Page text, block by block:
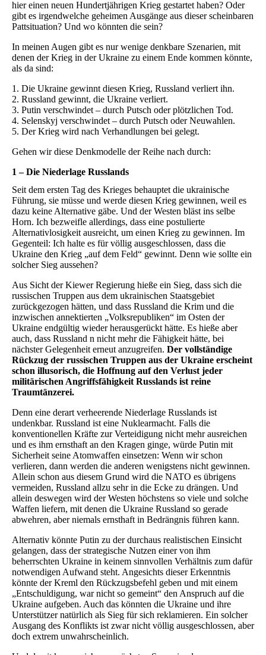
hier einen neuen Hundertjährigen Krieg gestartet haben? Oder
gibt es irgendwelche geheimen Ausgänge aus dieser scheinbaren
Pattsituation? Und wo könnten die sein?
In meinen Augen gibt es nur wenige denkbare Szenarien, mit
denen der Krieg in der Ukraine zu einem Ende kommen könnte,
als da sind:
1. Die Ukraine gewinnt diesen Krieg, Russland verliert ihn.
2. Russland gewinnt, die Ukraine verliert.
3. Putin verschwindet – durch Putsch oder plötzlichen Tod.
4. Selenskyj verschwindet – durch Putsch oder Neuwahlen.
5. Der Krieg wird nach Verhandlungen bei gelegt.
Gehen wir diese Denkmodelle der Reihe nach durch:
1 – Die Niederlage Russlands
Seit dem ersten Tag des Krieges behauptet die ukrainische
Führung, sie müsse und werde diesen Krieg gewinnen, weil es
dazu keine Alternative gäbe. Und der Westen bläst ins selbe
Horn. Ich bezweifle allerdings, dass eine postulierte
Alternativlosigkeit ausreicht, um einen Krieg zu gewinnen. Im
Gegenteil: Ich halte es für völlig ausgeschlossen, dass die
Ukraine den Krieg „auf dem Feld“ gewinnt. Denn wie sollte ein
solcher Sieg aussehen?
Aus Sicht der Kiewer Regierung hieße ein Sieg, dass sich die
russischen Truppen aus dem ukrainischen Staatsgebiet
zurückgezogen hätten, und dass Russland die Krim und die
inzwischen annektierten „Volksrepubliken“ im Osten der
Ukraine endgültig wieder herausgerückt hätte. Es hieße aber
auch, dass Russland n nicht mehr die Fähigkeit hätte, bei
nächster Gelegenheit erneut anzugreifen. Der vollständige
Rückzug der russischen Truppen aus der Ukraine erscheint
schon illusorisch, die Hoffnung auf den Verlust jeder
militärischen Angriffsfähigkeit Russlands ist reine
Traumtänzerei.
Denn eine derart verheerende Niederlage Russlands ist
undenkbar. Russland ist eine Nuklearmacht. Falls die
konventionellen Kräfte zur Verteidigung nicht mehr ausreichen
und es ihm ernsthaft an den Kragen ginge, würde Putin mit
Sicherheit seine Atomwaffen einsetzen: Wenn wir schon
verlieren, dann werden die anderen wenigstens nicht gewinnen.
Allein schon aus diesem Grund wird die NATO es übrigens
vermeiden, Russland allzu sehr in die Ecke zu drängen. Und
allein deswegen wird der Westen höchstens so viele und solche
Waffen liefern, mit denen die Ukraine Russland so gerade
abwehren, aber niemals ernsthaft in Bedrängnis führen kann.
Alternativ könnte Putin zu der durchaus realistischen Einsicht
gelangen, dass der strategische Nutzen einer von ihm
beherrschten Ukraine in keinem sinnvollen Verhältnis zum dafür
notwendigen Aufwand steht. Angesichts dieser Erkenntnis
könnte der Kreml den Rückzugsbefehl geben und mit einem
„Entschuldigung, war nicht so gemeint“ den Anspruch auf die
Ukraine aufgeben. Auch das könnten die Ukraine und ihre
Unterstützer natürlich als Sieg für sich reklamieren. Ein solcher
Ausgang des Konflikts ist zwar nicht völlig ausgeschlossen, aber
doch extrem unwahrscheinlich.